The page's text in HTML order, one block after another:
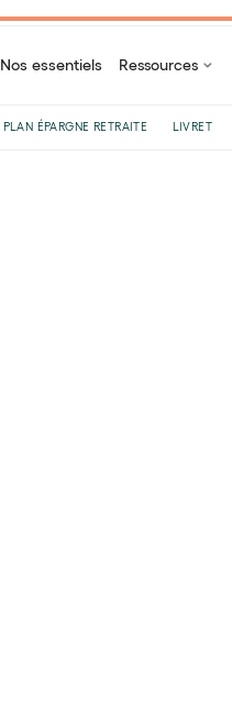
Nos essentiels Ressources
PLAN ÉPARGNE RETRAITE LIVRET